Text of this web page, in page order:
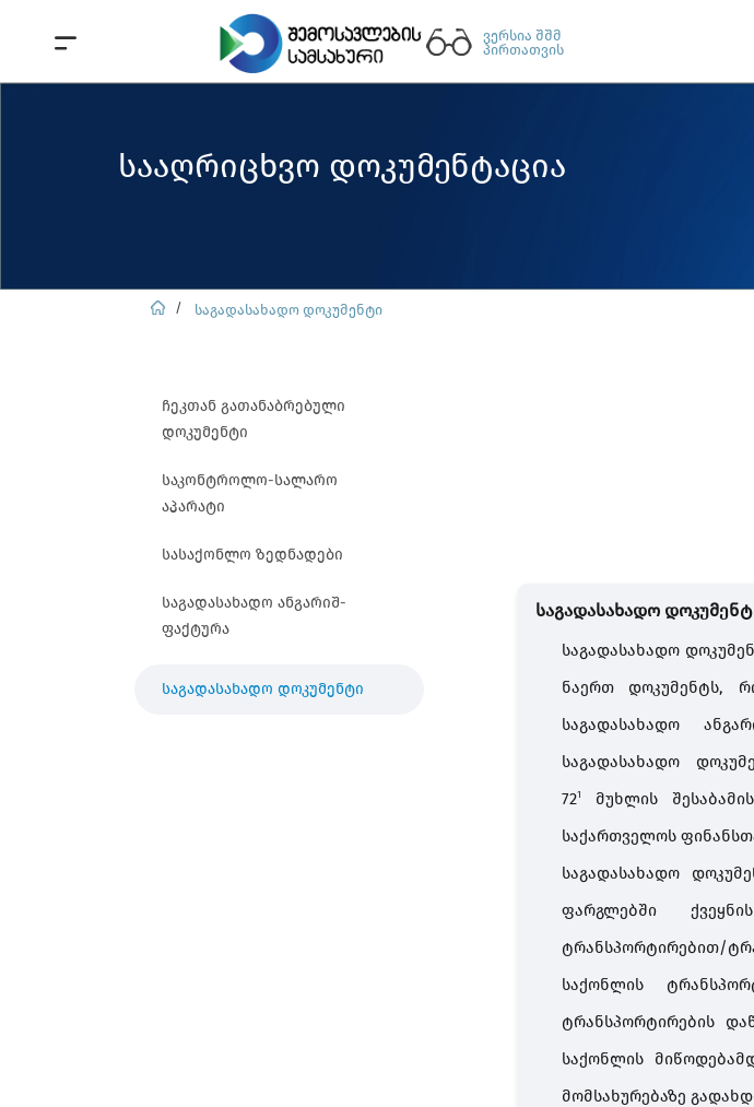
ვერსია შშმ
პირთათვის
სააღრიცხვო დოკუმენტაცია
საგადასახადო დოკუმენტი
ჩეკთან გათანაბრებული
დოკუმენტი
საკონტროლო-სალარო
აპარატი
სასაქონლო ზედნადები
საგადასახადო ანგარიშ-
ფაქტურა
საგადასახადო დოკუმენტი
საგადასახადო
საგადასახადო
ნაერთ დოკუმენტს,
საგადასახადო
საგადასახადო
721
მუხლის
საქართველოს
საგადასახადო
ფარგლებში
ტრანსპორტირებით/
საქონლის
ტრანსპორტირების
საქონლის
მომსახურებაზე